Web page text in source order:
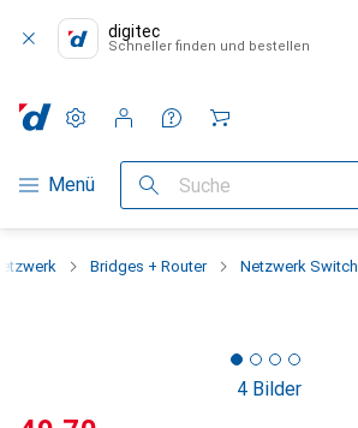
digitec
Schneller finden und bestellen
Navigation nach Kategorien
Menü Suche
Einstellungen
Kundenkonto
Vergleichslisten
Merklisten
Warenkorb
Bridges + Router Netzwerk Switch
4 Bilder